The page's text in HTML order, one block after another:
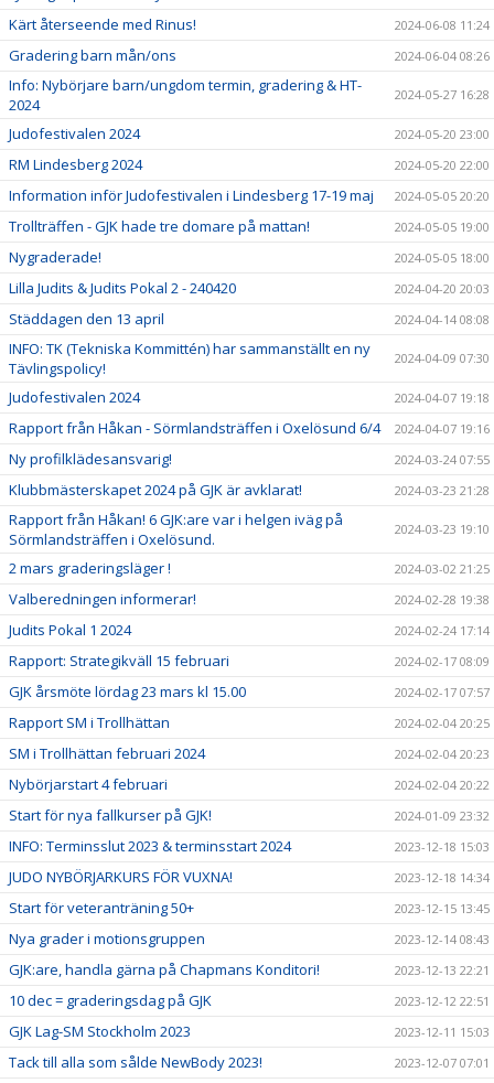
Kärt återseende med Rinus! 2024-06-08 11:24
Gradering barn mån/ons 2024-06-04 08:26
Info: Nybörjare barn/ungdom termin, gradering & HT-
2024
2024-05-27 16:28
Judofestivalen 2024 2024-05-20 23:00
RM Lindesberg 2024 2024-05-20 22:00
Information inför Judofestivalen i Lindesberg 17-19 maj 2024-05-05 20:20
Trollträffen - GJK hade tre domare på mattan! 2024-05-05 19:00
Nygraderade! 2024-05-05 18:00
Lilla Judits & Judits Pokal 2 - 240420 2024-04-20 20:03
Städdagen den 13 april 2024-04-14 08:08
INFO: TK (Tekniska Kommittén) har sammanställt en ny
Tävlingspolicy!
2024-04-09 07:30
Judofestivalen 2024 2024-04-07 19:18
Rapport från Håkan - Sörmlandsträffen i Oxelösund 6/4 2024-04-07 19:16
Ny profilklädesansvarig! 2024-03-24 07:55
Klubbmästerskapet 2024 på GJK är avklarat! 2024-03-23 21:28
Rapport från Håkan! 6 GJK:are var i helgen iväg på
Sörmlandsträffen i Oxelösund.
2024-03-23 19:10
2 mars graderingsläger ! 2024-03-02 21:25
Valberedningen informerar! 2024-02-28 19:38
Judits Pokal 1 2024 2024-02-24 17:14
Rapport: Strategikväll 15 februari 2024-02-17 08:09
GJK årsmöte lördag 23 mars kl 15.00 2024-02-17 07:57
Rapport SM i Trollhättan 2024-02-04 20:25
SM i Trollhättan februari 2024 2024-02-04 20:23
Nybörjarstart 4 februari 2024-02-04 20:22
Start för nya fallkurser på GJK! 2024-01-09 23:32
INFO: Terminsslut 2023 & terminsstart 2024 2023-12-18 15:03
JUDO NYBÖRJARKURS FÖR VUXNA! 2023-12-18 14:34
Start för veteranträning 50+ 2023-12-15 13:45
Nya grader i motionsgruppen 2023-12-14 08:43
GJK:are, handla gärna på Chapmans Konditori! 2023-12-13 22:21
10 dec = graderingsdag på GJK 2023-12-12 22:51
GJK Lag-SM Stockholm 2023 2023-12-11 15:03
Tack till alla som sålde NewBody 2023! 2023-12-07 07:01